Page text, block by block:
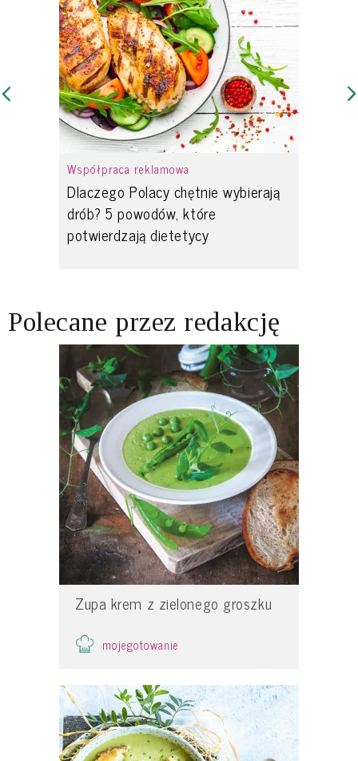
Współpraca reklamowa
Dlaczego Polacy chętnie wybierają
drób? 5 powodów, które
potwierdzają dietetycy
Polecane przez redakcję
Zupa krem z zielonego groszku
mojegotowanie